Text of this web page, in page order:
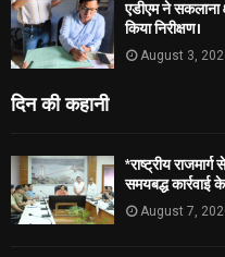
एडीएम ने सकलाना
किया निरीक्षण।
August 3,
दिन की कहानी
*राष्ट्रीय
समयबद्ध कार्रवाई
August 7,